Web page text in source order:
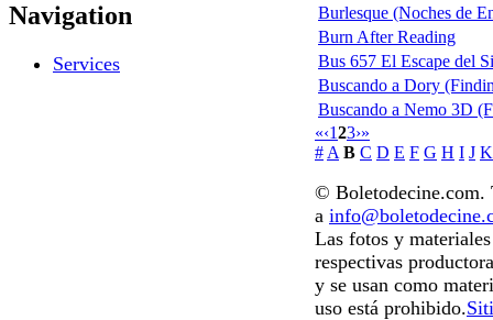
Navigation
Services
Burlesque (Noches de
Burn After Reading
Bus 657 El Escape del
Buscando a Dory
Buscando a Nemo 3D
«‹123›»
# A B C D E F G H I J K
© Boletodecine.com.
a
Las fotos y
respectivas
y se usan como
uso está prohibido.